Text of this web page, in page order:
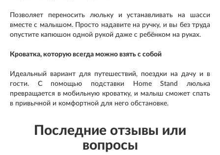
Позволяет переносить люльку и устанавливать на шасси
вместе с малышом. Просто надавите на ручку, и вы без труда
опустите капюшон одной рукой даже с ребёнком на руках.
Кроватка, которую всегда можно взять с собой
Идеальный вариант для путешествий, поездки на дачу и в
гости. С помощью подставки Home Stand люлька
превращается в мобильную кроватку, и малыш сможет спать
в привычной и комфортной для него обстановке.
Последние отзывы или
вопросы